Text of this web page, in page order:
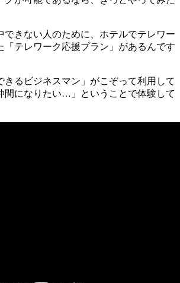
できない人のために、ホテルでテレワー
「テレワーク応援プラン」があるんです
きるビジネスマン」がこぞって利用して
間になりたい…」ということで体験して